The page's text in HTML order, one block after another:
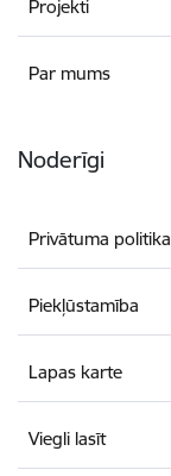
Projekti
Par mums
Noderīgi
Privātuma politika
Piekļūstamība
Lapas karte
Viegli lasīt